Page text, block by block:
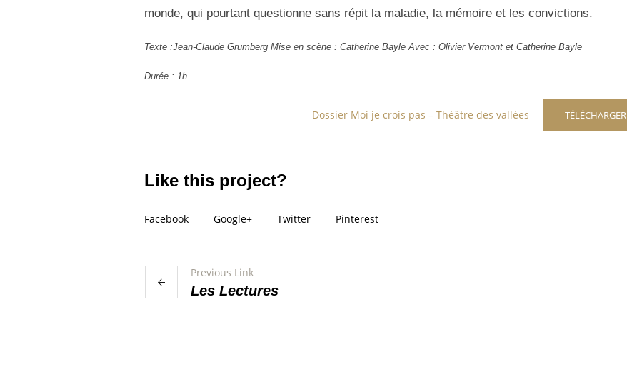
monde, qui pourtant questionne sans répit la maladie, la mémoire et les convictions.
Texte :Jean-Claude Grumberg Mise en scène : Catherine Bayle Avec : Olivier Vermont et Catherine Bayle
Durée : 1h
Dossier Moi je crois pas – Théâtre des vallées TÉLÉCHARGER
Like this project?
Facebook Google+ Twitter Pinterest
Previous Link
Les Lectures